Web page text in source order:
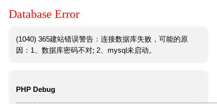
Database Error
(1040) 365建站错误警告：连接数据库失败，可能的原
因：1、数据库密码不对; 2、mysql未启动。
PHP Debug